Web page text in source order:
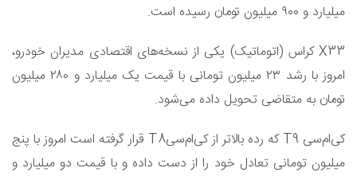
میلیارد و ۹۰۰ میلیون تومان رسیده است.
X33 کراس (اتوماتیک) یکی از نسخه‌های اقتصادی مدیران خودرو،
امروز با رشد ۲۳ میلیون تومانی با قیمت یک میلیارد و ۲۸۰ میلیون
تومان به متقاضی تحویل داده می‌شود.
کی‌ام‌سی T9 که رده‌ بالاتر از کی‌ام‌سیT8 قرار گرفته است امروز با پنج
میلیون تومانی تعادل خود را از دست داده و با قیمت دو میلیارد و